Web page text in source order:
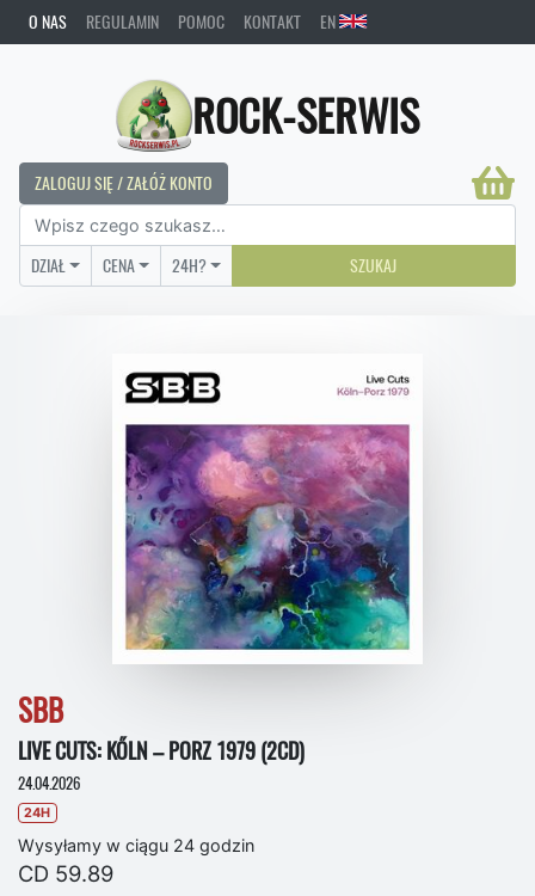
O NAS REGULAMIN POMOC KONTAKT EN
ROCK-SERWIS
ZALOGUJ SIĘ / ZAŁÓŻ KONTO
DZIAŁ CENA 24H? SZUKAJ
SBB
LIVE CUTS: KŐLN – PORZ 1979 (2CD)
24.04.2026
24H
Wysyłamy w ciągu 24 godzin
CD 59.89